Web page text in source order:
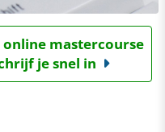
online mastercourse
je snel in